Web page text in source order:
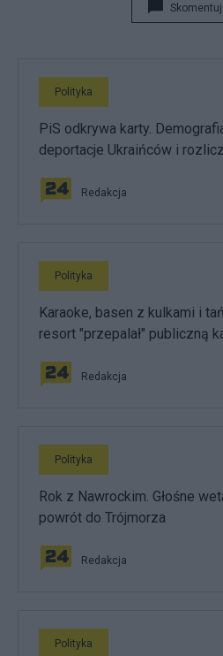
Skomentuj
Polityka
PiS odkrywa karty.
deportacje Ukraińców i
Redakcja
Polityka
Karaoke, basen z kulkami i
resort "przepalał" publiczną
Redakcja
Polityka
Rok z Nawrockim. Głośne
powrót do Trójmorza
Redakcja
Polityka